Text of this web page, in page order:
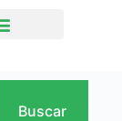
Buscar